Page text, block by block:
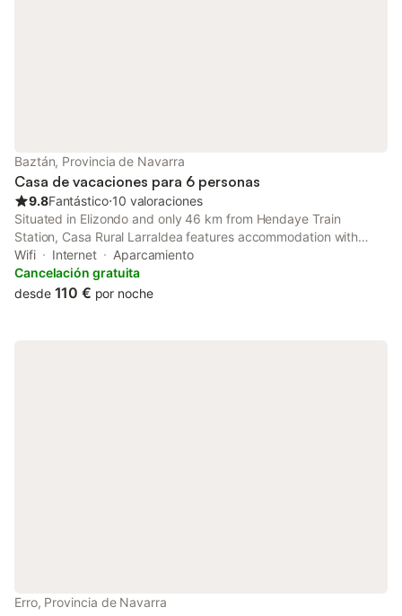
Baztán, Provincia de Navarra
Casa de vacaciones para 6 personas
9.8Fantástico⋅10 valoraciones
Situated in Elizondo and only 46 km from Hendaye Train
Station, Casa Rural Larraldea features accommodation with
garden views, free WiFi and free private parking.
Wifi Internet
Aparcamiento
Cancelación gratuita
desde 110 € por noche
Erro, Provincia de Navarra